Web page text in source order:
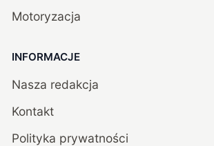
Motoryzacja
INFORMACJE
Nasza redakcja
Kontakt
Polityka prywatności